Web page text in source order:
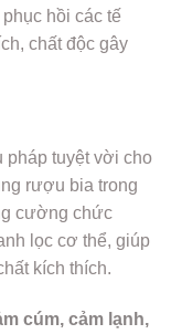
hồi các tế
chất độc gây
pháp tuyệt vời cho
rượu bia trong
cường chức
lọc cơ thể, giúp
kích thích.
cúm, cảm lạnh,